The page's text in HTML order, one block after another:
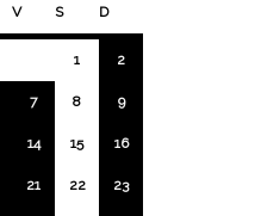
V S D
1 2
7 8 9
14 15 16
21 22 23